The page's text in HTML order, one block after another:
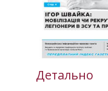
Детально